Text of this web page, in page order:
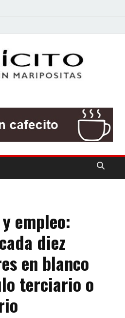
empleo:
diez
en blanco
terciario o